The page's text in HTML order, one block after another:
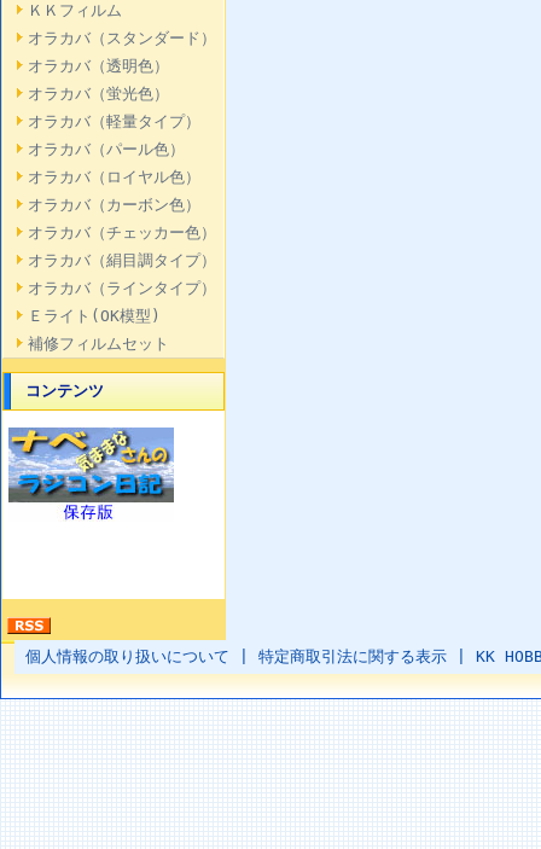
ＫＫフィルム
オラカバ（スタンダード）
オラカバ（透明色）
オラカバ（蛍光色）
オラカバ（軽量タイプ）
オラカバ（パール色）
オラカバ（ロイヤル色）
オラカバ（カーボン色）
オラカバ（チェッカー色）
オラカバ（絹目調タイプ）
オラカバ（ラインタイプ）
Ｅライト(OK模型)
補修フィルムセット
コンテンツ
個人情報の取り扱いについて 特定商取引法に関する表示 KK